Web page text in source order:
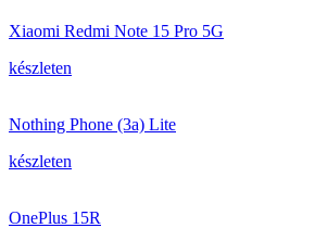
Xiaomi Redmi Note 15 Pro 5G
készleten
Nothing Phone (3a) Lite
készleten
OnePlus 15R